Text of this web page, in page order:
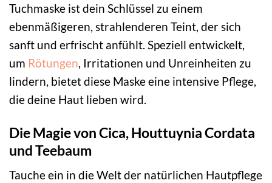
Tuchmaske ist dein Schlüssel zu einem
ebenmäßigeren, strahlenderen Teint, der sich
sanft und erfrischt anfühlt. Speziell entwickelt,
um Rötungen , Irritationen und Unreinheiten zu
lindern, bietet diese Maske eine intensive Pflege,
die deine Haut lieben wird.
Die Magie von Cica, Houttuynia Cordata
und Teebaum
Tauche ein in die Welt der natürlichen Hautpflege